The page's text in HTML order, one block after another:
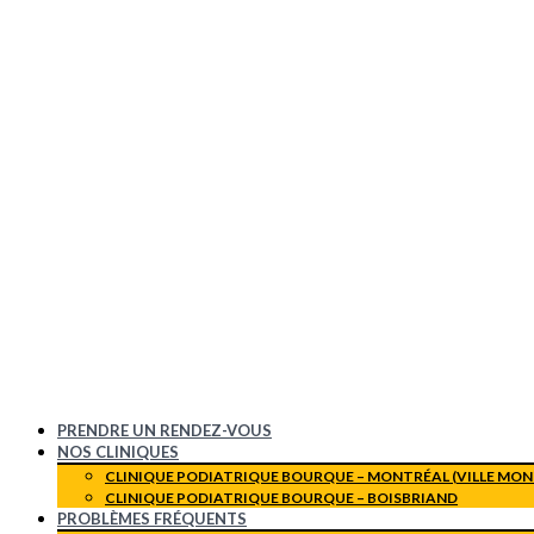
PRENDRE UN RENDEZ-VOUS
NOS CLINIQUES
CLINIQUE PODIATRIQUE BOURQUE – MONTRÉAL (VILLE
CLINIQUE PODIATRIQUE BOURQUE – BOISBRIAND
PROBLÈMES FRÉQUENTS